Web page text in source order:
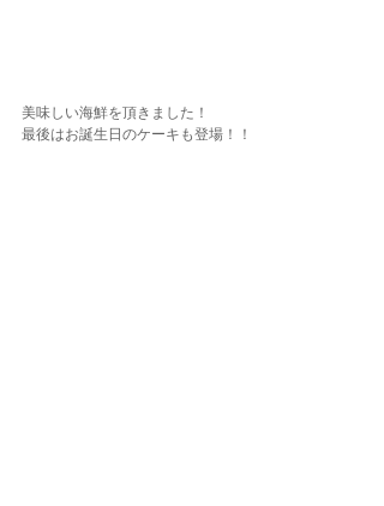
美味しい海鮮を頂きました！
最後はお誕生日のケーキも登場！！